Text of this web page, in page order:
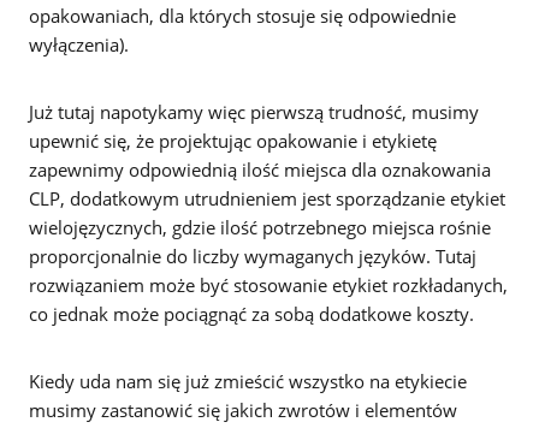
opakowaniach, dla których stosuje się odpowiednie
wyłączenia).
Już tutaj napotykamy więc pierwszą trudność, musimy
upewnić się, że projektując opakowanie i etykietę
zapewnimy odpowiednią ilość miejsca dla oznakowania
CLP, dodatkowym utrudnieniem jest sporządzanie etykiet
wielojęzycznych, gdzie ilość potrzebnego miejsca rośnie
proporcjonalnie do liczby wymaganych języków. Tutaj
rozwiązaniem może być stosowanie etykiet rozkładanych,
co jednak może pociągnąć za sobą dodatkowe koszty.
Kiedy uda nam się już zmieścić wszystko na etykiecie
musimy zastanowić się jakich zwrotów i elementów